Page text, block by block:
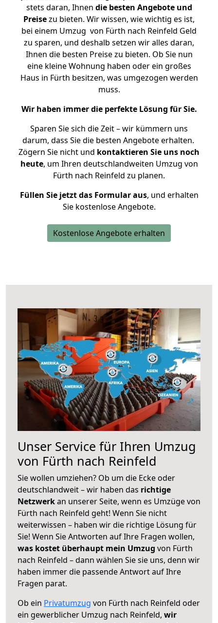
stets daran, Ihnen die besten Angebote und
Preisezu bieten. Wir wissen, wie wichtig es ist,
bei einem Umzug von Fürth nach Reinfeld Geld
zu sparen, und deshalb setzen wir alles daran,
Ihnen die besten Preise zu bieten. Ob Sie nun
eine kleine Wohnung haben oder ein großes
Haus in Fürth besitzen, was umgezogen werden
muss.
Wir haben immer die perfekte Lösung für Sie.
Sparen Sie sich die Zeit – wir kümmern uns
darum, dass Sie die besten Angebote erhalten.
Zögern Sie nicht und kontaktieren Sie uns noch
heute, um Ihren deutschlandweiten Umzug von
Fürth nach Reinfeld zu planen.
Füllen Sie jetzt das Formular aus, und erhalten
Sie kostenlose Angebote.
Kostenlose Angebote erhalten
Unser Service für Ihren Umzug
von Fürth nach Reinfeld
Sie wollen umziehen? Ob um die Ecke oder
deutschlandweit – wir haben das richtige
Netzwerkan unserer Seite, wenn es Umzüge von
Fürth nach Reinfeld geht! Wenn Sie nicht
weiterwissen – haben wir die richtige Lösung für
Sie! Wenn Sie Antworten auf Ihre Fragen wollen,
was kostet überhaupt mein Umzug von Fürth
nach Reinfeld – dann wählen Sie sie uns, denn wir
haben immer die passende Antwort auf Ihre
Fragen parat.
Ob ein Privatumzug von Fürth nach Reinfeld oder
ein gewerblicher Umzug nach Reinfeld, wir